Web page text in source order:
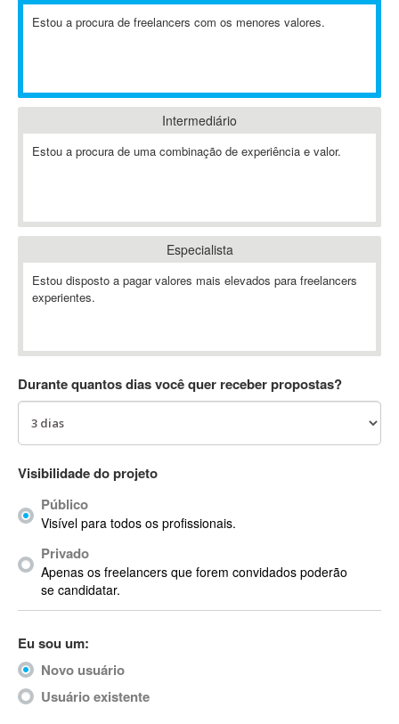
A-GPS
ABAP
Abaqus
ABBYY FineReader
Ableton
Ableton Push
Abstract
AC3
ACID Pro
ACPI
Acrobat
Acrobat X
Acronis
ACT
Actimize
ActionScript
ActionScript 3
Estou a procura de freelancers com os menores valores.
Intermediário
Estou a procura de uma combinação de experiência e valor.
Especialista
Estou disposto a pagar valores mais elevados para freelancers
experientes.
Durante quantos dias você quer receber propostas?
Visibilidade do projeto
Público
Visível para todos os profissionais.
Privado
Apenas os freelancers que forem convidados poderão
se candidatar.
Eu sou um:
Novo usuário
Usuário existente